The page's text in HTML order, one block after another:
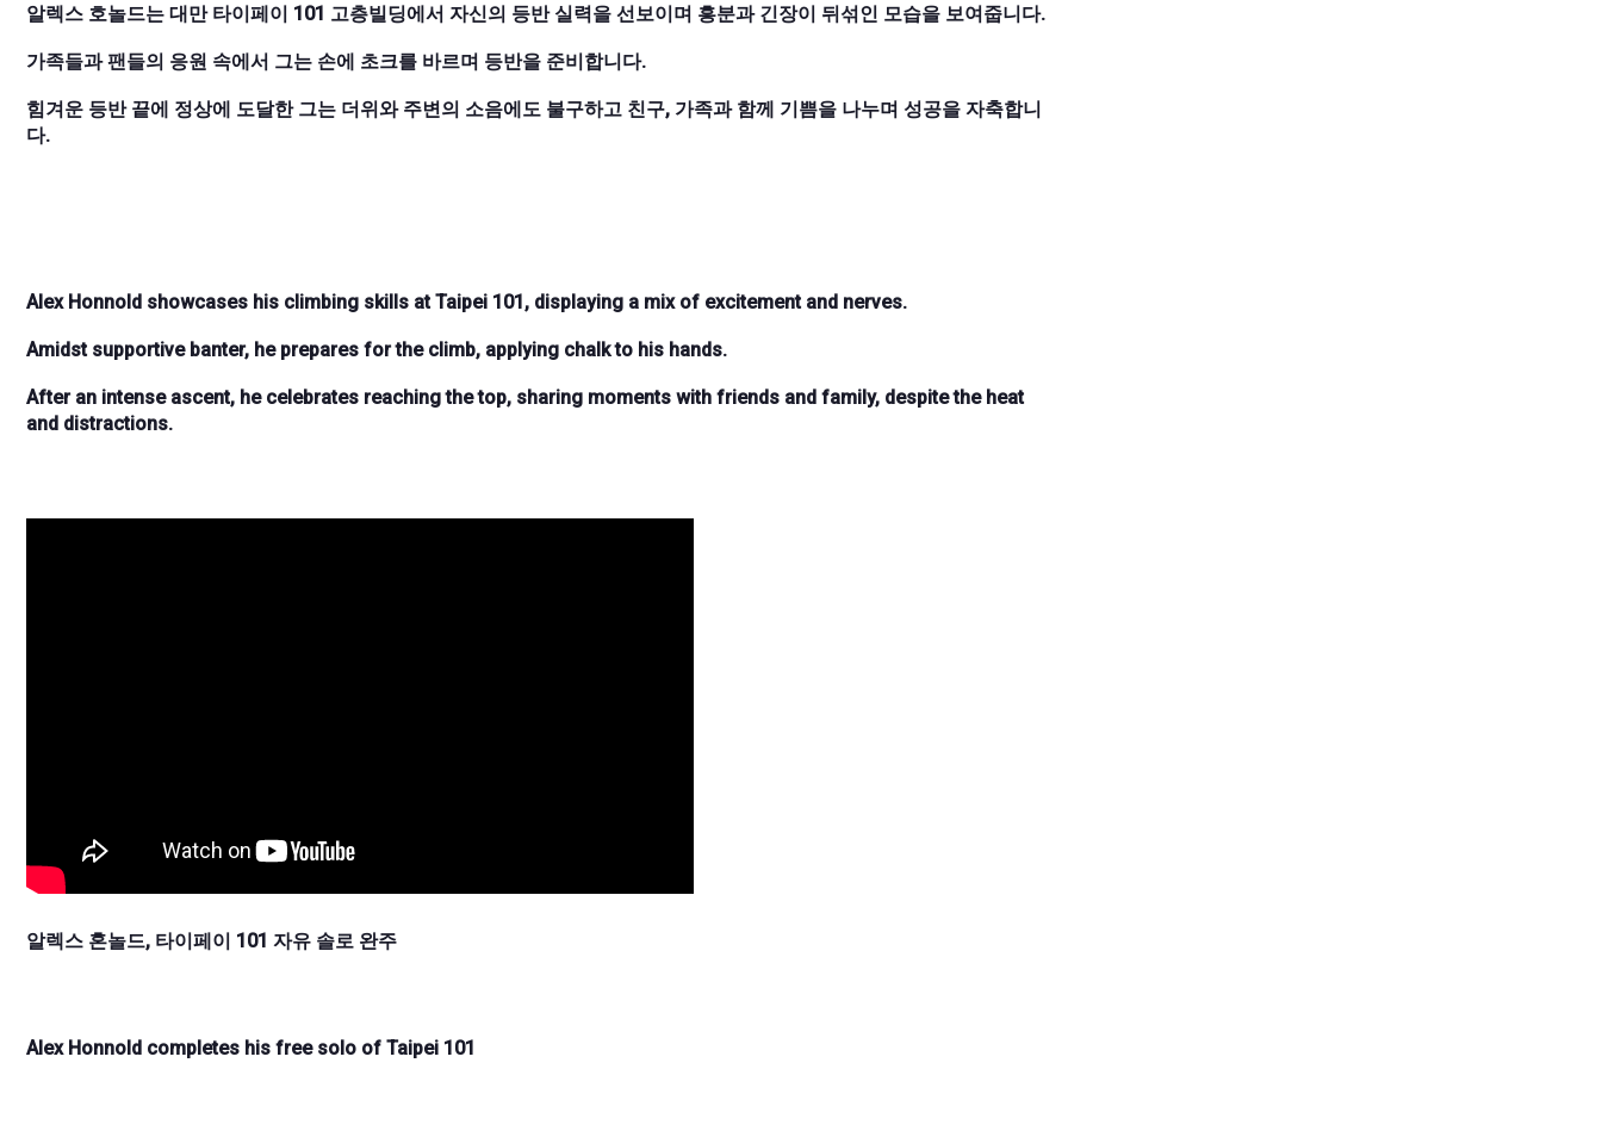
알렉스 호놀드는 대만 타이페이 101 고층빌딩에서 자신의 등반 실력을 선보이며 흥분과 긴장이 뒤섞인 모습을 보여줍니다.
가족들과 팬들의 응원 속에서 그는 손에 초크를 바르며 등반을 준비합니다.
힘겨운 등반 끝에 정상에 도달한 그는 더위와 주변의 소음에도 불구하고 친구, 가족과 함께 기쁨을 나누며 성공을 자축합니
다.
Alex Honnold showcases his climbing skills at Taipei 101, displaying a mix of excitement and nerves.
Amidst supportive banter, he prepares for the climb, applying chalk to his hands.
After an intense ascent, he celebrates reaching the top, sharing moments with friends and family, despite the heat
and distractions.
알렉스 혼놀드, 타이페이 101 자유 솔로 완주
Alex Honnold completes his free solo of Taipei 101